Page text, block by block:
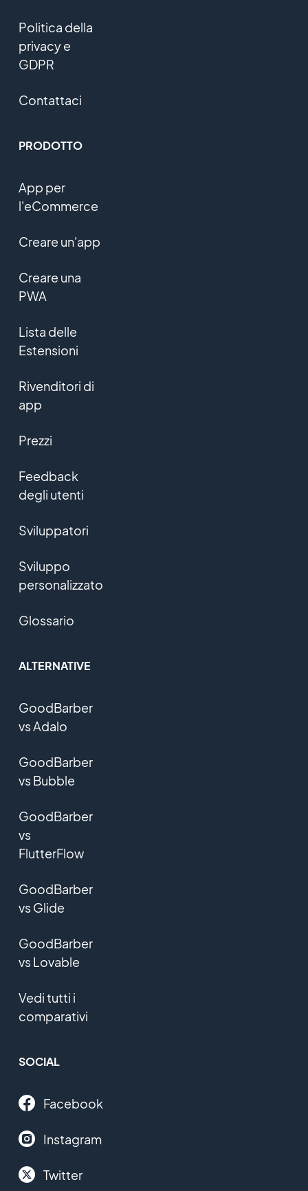
Politica della
privacy e
GDPR
Contattaci
PRODOTTO
App per
l'eCommerce
Creare un'app
Creare una
PWA
Lista delle
Estensioni
Rivenditori di
app
Prezzi
Feedback
degli utenti
Sviluppatori
Sviluppo
personalizzato
Glossario
ALTERNATIVE
GoodBarber
vs Adalo
GoodBarber
vs Bubble
GoodBarber
vs
FlutterFlow
GoodBarber
vs Glide
GoodBarber
vs Lovable
Vedi tutti i
comparativi
SOCIAL
Facebook
Instagram
Twitter